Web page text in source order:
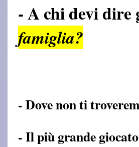
- A chi devi
famiglia?
- Dove non ti
- Il più grande